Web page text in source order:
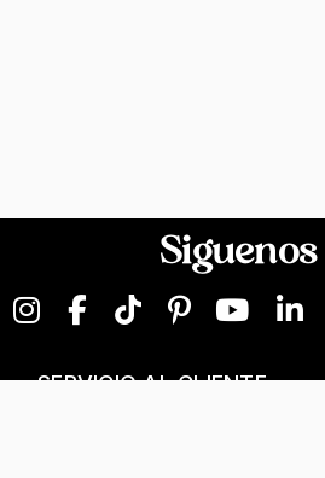
Siguenos
SERVICIO AL CLIENTE